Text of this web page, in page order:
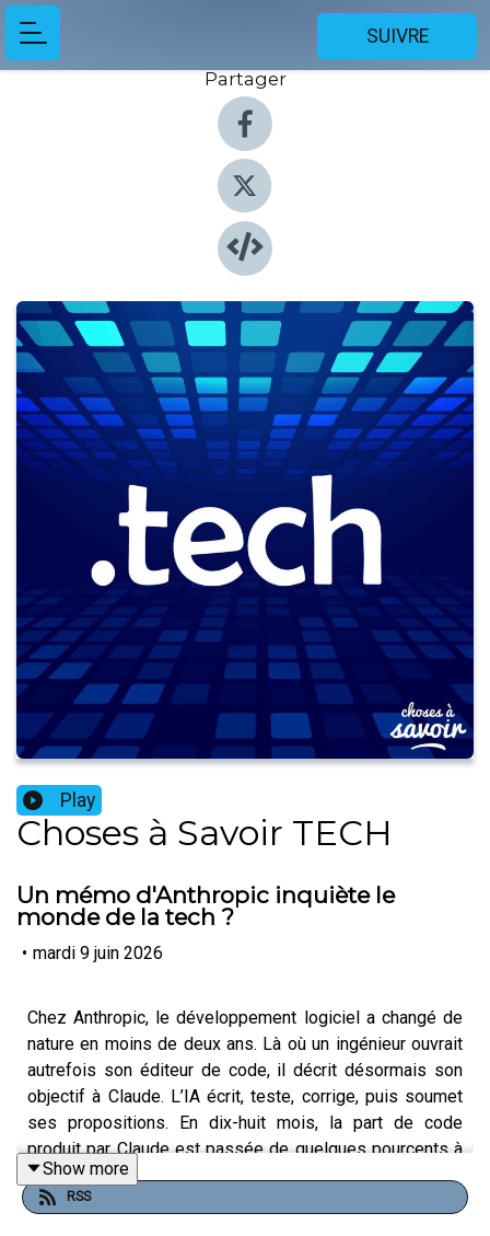
SUIVRE
Partager
Play
Choses à Savoir TECH
Un mémo d'Anthropic inquiète le
monde de la tech ?
• mardi 9 juin 2026
Chez Anthropic, le développement logiciel a changé de
nature en moins de deux ans. Là où un ingénieur ouvrait
autrefois son éditeur de code, il décrit désormais son
objectif à Claude. L’IA écrit, teste, corrige, puis soumet
ses propositions. En dix-huit mois, la part de code
produit par Claude est passée de quelques pourcents à
plus de 80 %. Chaque ingénieur supervise aujourd’hui huit
fois plus de code qu’il n’en écrivait lui-même en 2024.
Show more
RSS